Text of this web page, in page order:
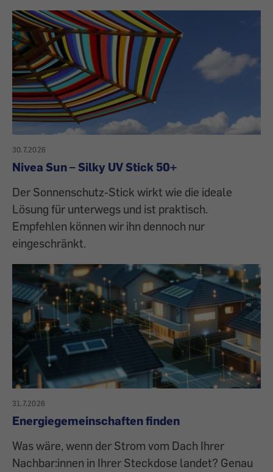
30.7.2026
Nivea Sun – Silky UV Stick 50+
Der Sonnenschutz-Stick wirkt wie die ideale
Lösung für unterwegs und ist praktisch.
Empfehlen können wir ihn dennoch nur
eingeschränkt.
31.7.2026
Energiegemeinschaften finden
Was wäre, wenn der Strom vom Dach Ihrer
Nachbar:innen in Ihrer Steckdose landet? Genau